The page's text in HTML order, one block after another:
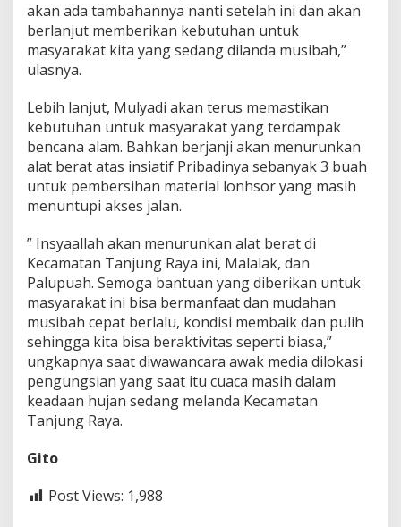
akan ada tambahannya nanti setelah ini dan akan
berlanjut memberikan kebutuhan untuk
masyarakat kita yang sedang dilanda musibah,”
ulasnya.
Lebih lanjut, Mulyadi akan terus memastikan
kebutuhan untuk masyarakat yang terdampak
bencana alam. Bahkan berjanji akan menurunkan
alat berat atas insiatif Pribadinya sebanyak 3 buah
untuk pembersihan material lonhsor yang masih
menuntupi akses jalan.
” Insyaallah akan menurunkan alat berat di
Kecamatan Tanjung Raya ini, Malalak, dan
Palupuah. Semoga bantuan yang diberikan untuk
masyarakat ini bisa bermanfaat dan mudahan
musibah cepat berlalu, kondisi membaik dan pulih
sehingga kita bisa beraktivitas seperti biasa,”
ungkapnya saat diwawancara awak media dilokasi
pengungsian yang saat itu cuaca masih dalam
keadaan hujan sedang melanda Kecamatan
Tanjung Raya.
Gito
Post Views: 1,988